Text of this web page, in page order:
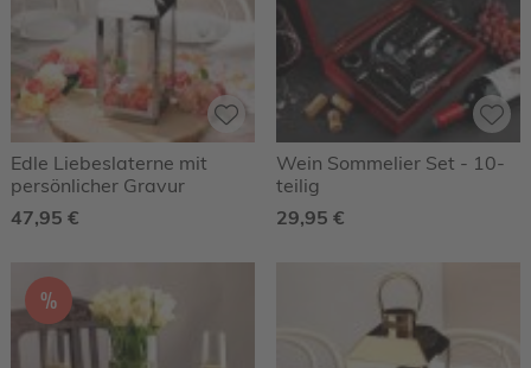
Edle Liebeslaterne mit
persönlicher Gravur
47,95 €
Wein Sommelier Set - 10-
teilig
29,95 €
%